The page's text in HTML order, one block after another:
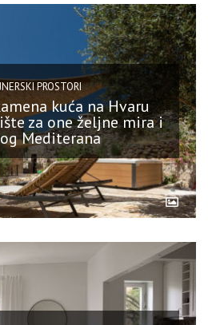
PROSTORI
kuća na Hvaru
za one željne mira i
Mediterana